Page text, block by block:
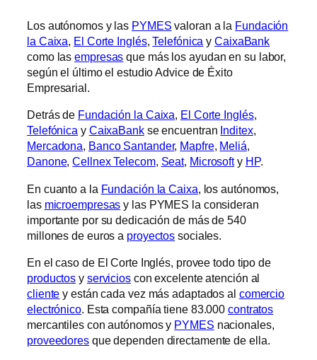
Los autónomos y las PYMES valoran a la Fundación
la Caixa, El Corte Inglés,Telefónica yCaixaBank
como lasempresas que más los ayudan en su labor,
según el último el estudio Advice de Éxito
Empresarial.
Detrás de Fundación la Caixa, El Corte Inglés,
Telefónica y CaixaBankse encuentran Inditex,
Mercadona, Banco Santander, Mapfre, Meliá,
Danone,Cellnex Telecom, Seat, Microsofty HP.
En cuanto a la Fundación la Caixa, los autónomos,
las microempresas y las PYMES la consideran
importante por su dedicación de más de 540
millones de euros a proyectos sociales.
En el caso de El Corte Inglés, provee todo tipo de
productos y servicioscon excelente atención al
cliente y están cada vez más adaptados al comercio
electrónico. Esta compañía tiene 83.000contratos
mercantiles con autónomos y PYMES nacionales,
proveedoresque dependen directamente de ella.